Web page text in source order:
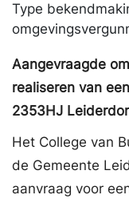
Type
Aangevraagde
realiseren van
2353HJ
Het College van
de Gemeente
aanvraag voor